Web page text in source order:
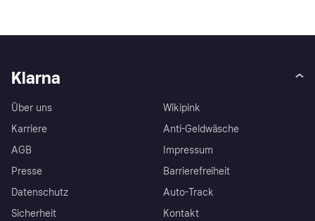
Klarna
Über uns
Karriere
AGB
Presse
Datenschutz
Sicherheit
Wikipink
Anti-Geldwäsche
Impressum
Barrierefreiheit
Auto-Track
Kontakt